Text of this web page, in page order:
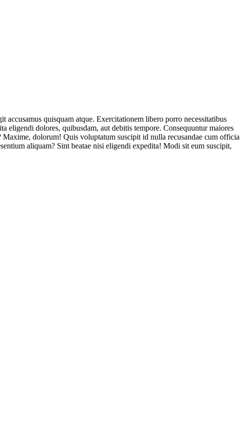
quisquam atque. Exercitationem libero porro necessitatibus
eligendi dolores, quibusdam, aut debitis tempore. Consequuntur maiores
dolorum! Quis voluptatum suscipit id nulla recusandae cum officia
aliquam? Sint beatae nisi eligendi expedita! Modi sit eum suscipit,